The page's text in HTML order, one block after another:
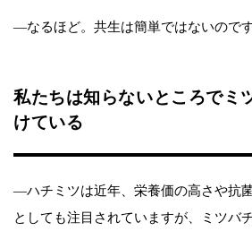
―なるほど。共生は簡単ではないのです
私たちは知らないところでミ
けている
―ハチミツは近年、栄養価の高さや抗
としても注目されていますが、ミツバ